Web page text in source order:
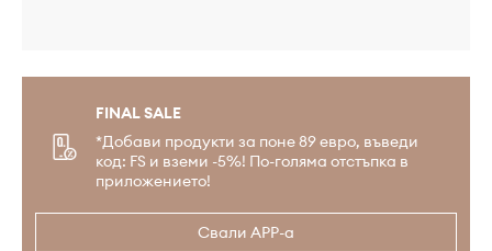
FINAL SALE
*Добави продукти за поне 89 евро, въведи
код: FS и вземи -5%! По-голяма отстъпка в
приложението!
Свали APP-а